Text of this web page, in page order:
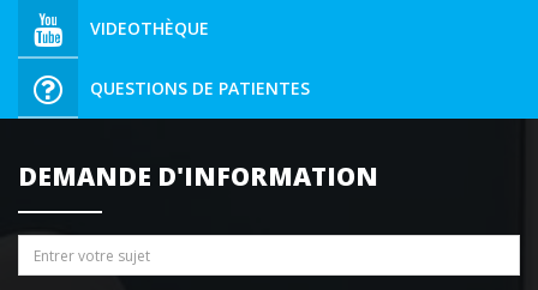
VIDEOTHÈQUE
QUESTIONS DE PATIENTES
DEMANDE D'INFORMATION